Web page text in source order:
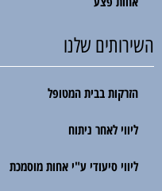
השירותים שלנו
הזרקות בבית המטופל
ליווי לאחר ניתוח
ליווי סיעודי ע"י אחות מוסמכת